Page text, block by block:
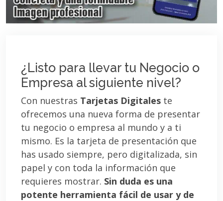
¿Listo para llevar tu Negocio o
Empresa al siguiente nivel?
Con nuestras Tarjetas Digitales te
ofrecemos una nueva forma de presentar
tu negocio o empresa al mundo y a ti
mismo. Es la tarjeta de presentación que
has usado siempre, pero digitalizada, sin
papel y con toda la información que
requieres mostrar. Sin duda es una
potente herramienta fácil de usar y de